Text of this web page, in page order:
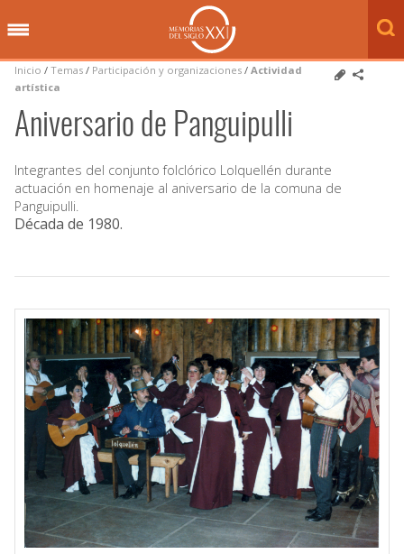
Inicio / Temas / Participación y organizaciones / Actividad
artística
Aniversario de Panguipulli
Integrantes del conjunto folclórico Lolquellén durante
actuación en homenaje al aniversario de la comuna de
Panguipulli.
Década de 1980.